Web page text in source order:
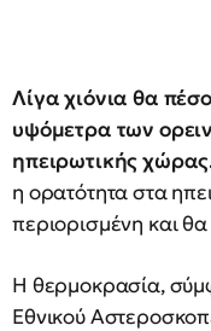
Λίγα χιόνια θα
υψόμετρα των
ηπειρωτικής
η ορατότητα στα
περιορισμένη και
Η θερμοκρασία,
Εθνικού